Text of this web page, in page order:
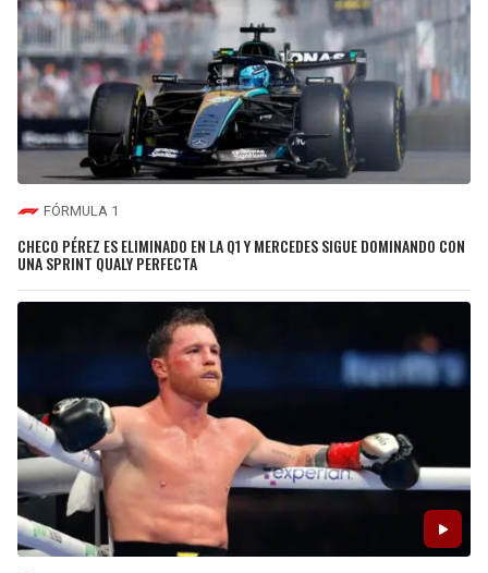
FÓRMULA 1
CHECO PÉREZ ES ELIMINADO EN LA Q1 Y MERCEDES SIGUE DOMINANDO CON
UNA SPRINT QUALY PERFECTA